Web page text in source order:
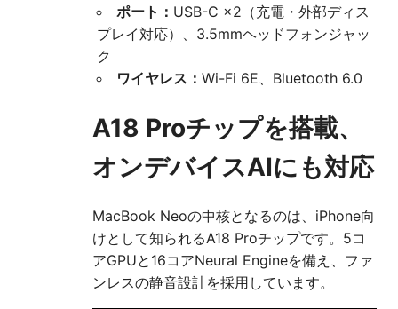
ポート： USB-C ×2（充電・外部ディス
プレイ対応）、3.5mmヘッドフォンジャッ
ク
ワイヤレス： Wi-Fi 6E、Bluetooth 6.0
A18 Proチップを搭載、
オンデバイスAIにも対応
MacBook Neoの中核となるのは、iPhone向
けとして知られるA18 Proチップです。5コ
アGPUと16コアNeural Engineを備え、ファ
ンレスの静音設計を採用しています。